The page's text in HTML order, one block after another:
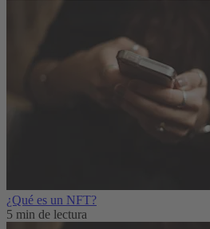
¿Qué es un NFT?
5 min de lectura